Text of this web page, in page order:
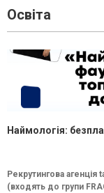
Освіта
Наймологія:
Рекрутингова
(входять до групи